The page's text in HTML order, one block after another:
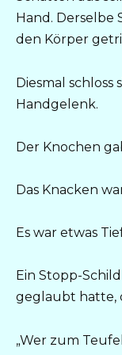
Hand. Derselbe
den Körper
Diesmal schloss
Handgelenk.
Der Knochen
Das Knacken
Es war etwas
Ein Stopp-
geglaubt hatte,
„Wer zum